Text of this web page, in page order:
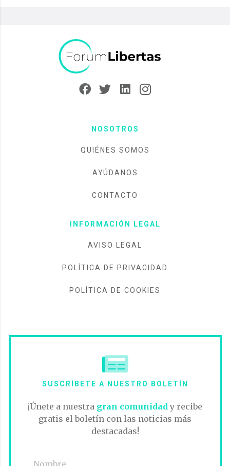
NOSOTROS
QUIÉNES SOMOS
AYÚDANOS
CONTACTO
INFORMACIÓN LEGAL
AVISO LEGAL
POLÍTICA DE PRIVACIDAD
POLÍTICA DE COOKIES
SUSCRÍBETE A NUESTRO BOLETÍN
¡Únete a nuestra gran comunidady recibe
gratis el boletín con las noticias más
destacadas!